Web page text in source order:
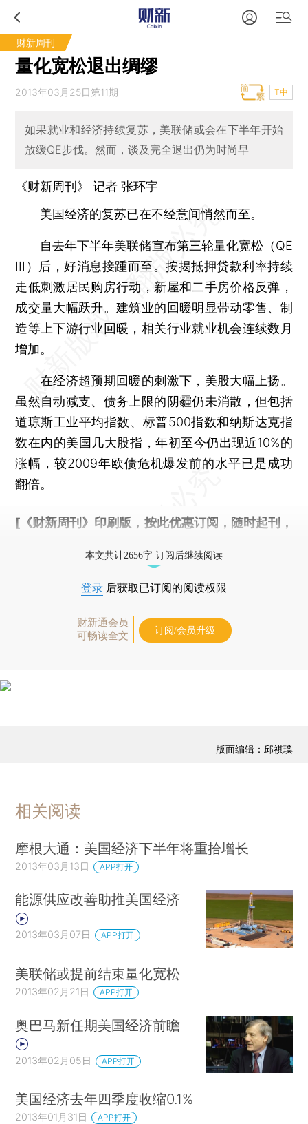
财新周刊
量化宽松退出绸缪
2013年03月25日第11期 T中
如果就业和经济持续复苏，美联储或会在下半年开始
放缓QE步伐。然而，谈及完全退出仍为时尚早
《财新周刊》 记者张环宇
美国经济的复苏已在不经意间悄然而至。
自去年下半年美联储宣布第三轮量化宽松（QE
III）后，好消息接踵而至。按揭抵押贷款利率持续
走低刺激居民购房行动，新屋和二手房价格反弹，
成交量大幅跃升。建筑业的回暖明显带动零售、制
造等上下游行业回暖，相关行业就业机会连续数月
增加。
在经济超预期回暖的刺激下，美股大幅上扬。
虽然自动减支、债务上限的阴霾仍未消散，但包括
道琼斯工业平均指数、标普500指数和纳斯达克指
数在内的美国几大股指，年初至今仍出现近10%的
涨幅，较2009年欧债危机爆发前的水平已是成功
翻倍。
[《财新周刊》印刷版， 按此优惠订阅 ，随时起刊，
本文共计2656字 订阅后继续阅读
登录 后获取已订阅的阅读权限
财新通会员
可畅读全文
订阅/会员升级
版面编辑：邱祺璞
相关阅读
摩根大通：美国经济下半年将重拾增长
2013年03月13日 APP打开
能源供应改善助推美国经济
2013年03月07日 APP打开
美联储或提前结束量化宽松
2013年02月21日 APP打开
奥巴马新任期美国经济前瞻
2013年02月05日 APP打开
美国经济去年四季度收缩0.1%
2013年01月31日 APP打开